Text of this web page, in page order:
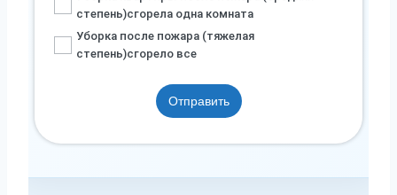
степень)сгорела одна комната
Уборка после пожара (тяжелая
степень)сгорело все
Отправить